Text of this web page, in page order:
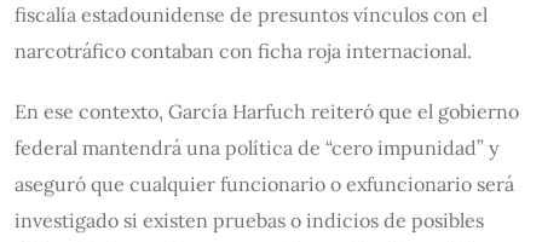
fiscalía estadounidense de presuntos vínculos con el
narcotráfico contaban con ficha roja internacional.
En ese contexto, García Harfuch reiteró que el gobierno
federal mantendrá una política de “cero impunidad” y
aseguró que cualquier funcionario o exfuncionario será
investigado si existen pruebas o indicios de posibles